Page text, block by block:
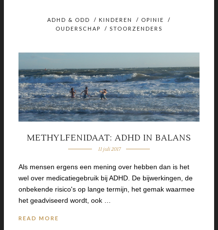
ADHD & ODD / KINDEREN / OPINIE
/
OUDERSCHAP
/ STOORZENDERS
METHYLFENIDAAT: ADHD IN BALANS
11 juli 2017
Als mensen ergens een mening over hebben dan is het
wel over medicatiegebruik bij ADHD. De bijwerkingen, de
onbekende risico's op lange termijn, het gemak waarmee
het geadviseerd wordt, ook …
READ MORE